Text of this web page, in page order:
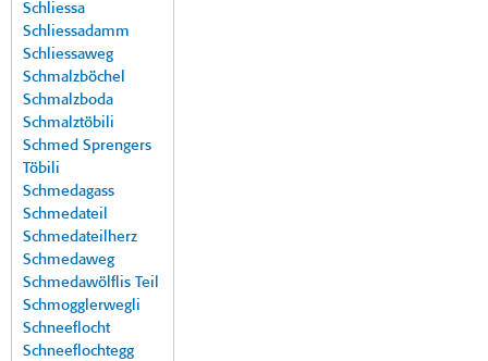
Schliessa
Schliessadamm
Schliessaweg
Schmalzböchel
Schmalzboda
Schmalztöbili
Schmed Sprengers
Töbili
Schmedagass
Schmedateil
Schmedateilherz
Schmedaweg
Schmedawölflis Teil
Schmogglerwegli
Schneeflocht
Schneeflochtegg